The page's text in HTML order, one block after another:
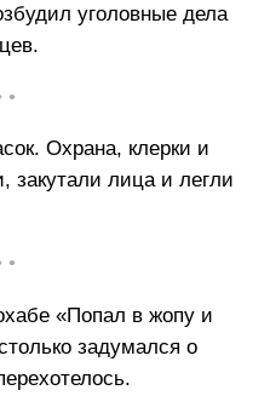
уголовные дела
•
Охрана, клерки и
закутали лица и легли
•
«Попал в жопу и
задумался о